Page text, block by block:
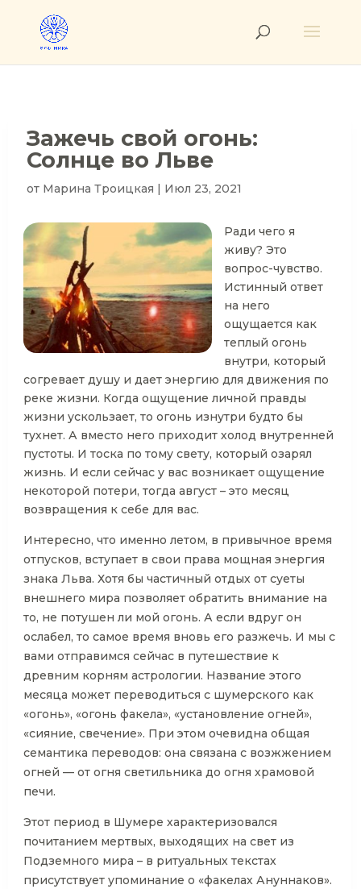
Зажечь свой огонь:
Солнце во Льве
от Марина Троицкая | Июл 23, 2021
Ради чего я
живу? Это
вопрос-чувство.
Истинный ответ
на него
ощущается как
теплый огонь
внутри, который
согревает душу и дает энергию для движения по
реке жизни. Когда ощущение личной правды
жизни ускользает, то огонь изнутри будто бы
тухнет. А вместо него приходит холод внутренней
пустоты. И тоска по тому свету, который озарял
жизнь. И если сейчас у вас возникает ощущение
некоторой потери, тогда август – это месяц
возвращения к себе для вас.
Интересно, что именно летом, в привычное время
отпусков, вступает в свои права мощная энергия
знака Льва. Хотя бы частичный отдых от суеты
внешнего мира позволяет обратить внимание на
то, не потушен ли мой огонь. А если вдруг он
ослабел, то самое время вновь его разжечь. И мы с
вами отправимся сейчас в путешествие к
древним корням астрологии. Название этого
месяца может переводиться с шумерского как
«огонь», «огонь факела», «установление огней»,
«сияние, свечение». При этом очевидна общая
семантика переводов: она связана с возжжением
огней — от огня светильника до огня храмовой
печи.
Этот период в Шумере характеризовался
почитанием мертвых, выходящих на свет из
Подземного мира – в ритуальных текстах
присутствует упоминание о «факелах Ануннаков».